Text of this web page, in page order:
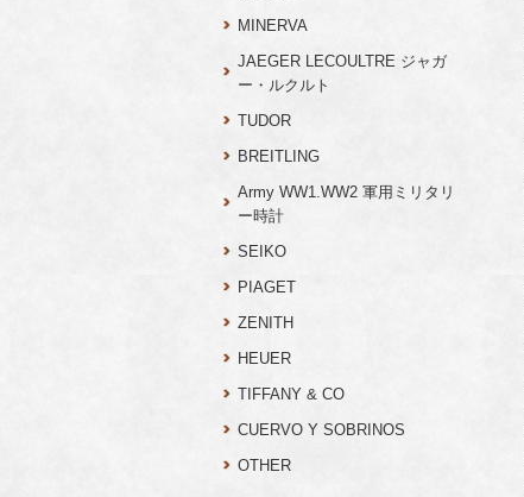
MINERVA
JAEGER LECOULTRE ジャガ
ー・ルクルト
TUDOR
BREITLING
Army WW1.WW2 軍用ミリタリ
ー時計
SEIKO
PIAGET
ZENITH
HEUER
TIFFANY & CO
CUERVO Y SOBRINOS
OTHER